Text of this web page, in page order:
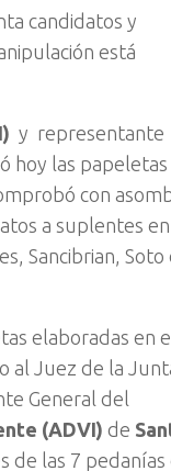
candidatos y
está
y representante
hoy las papeletas
con
a suplentes en
Sancibrian, Soto
elaboradas en
al Juez de la
General del
(ADVI) de
de las 7 pedanías